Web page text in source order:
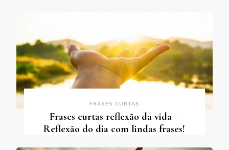
FRASES CURTAS
Frases curtas reflexão da vida –
Reflexão do dia com lindas frases!